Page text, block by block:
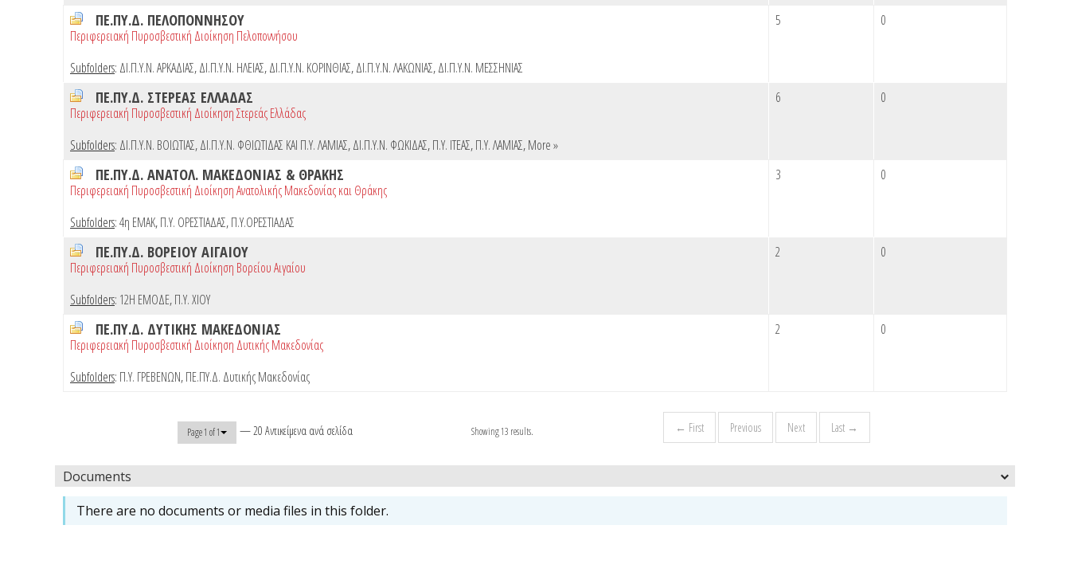
ΠΕ.ΠΥ.Δ. ΠΕΛΟΠΟΝΝΗΣΟΥ
Περιφερειακή Πυροσβεστική Διοίκηση Πελοποννήσου
Subfolders: ΔΙ.Π.Υ.Ν. ΑΡΚΑΔΙΑΣ,ΔΙ.Π.Υ.Ν. ΗΛΕΙΑΣ,ΔΙ.Π.Υ.Ν. ΚΟΡΙΝΘΙΑΣ,ΔΙ.Π.Υ.Ν. ΛΑΚΩΝΙΑΣ,ΔΙ.Π.Υ.Ν. ΜΕΣΣΗΝΙΑΣ
5 0
ΠΕ.ΠΥ.Δ. ΣΤΕΡΕΑΣ ΕΛΛΑΔΑΣ
Περιφερειακή Πυροσβεστική Διοίκηση Στερεάς Ελλάδας
Subfolders: ΔΙ.Π.Υ.Ν. ΒΟΙΩΤΙΑΣ,ΔΙ.Π.Υ.Ν. ΦΘΙΩΤΙΔΑΣ ΚΑΙ Π.Υ. ΛΑΜΙΑΣ,ΔΙ.Π.Υ.Ν. ΦΩΚΙΔΑΣ,Π.Υ. ΙΤΕΑΣ,Π.Υ. ΛΑΜΙΑΣ,More »
6 0
ΠΕ.ΠΥ.Δ. ΑΝΑΤΟΛ. ΜΑΚΕΔΟΝΙΑΣ & ΘΡΑΚΗΣ
Περιφερειακή Πυροσβεστική Διοίκηση Ανατολικής Μακεδονίας και Θράκης
Subfolders:4η ΕΜΑΚ,Π.Υ. ΟΡΕΣΤΙΑΔΑΣ,Π.Υ.ΟΡΕΣΤΙΑΔΑΣ
3 0
ΠΕ.ΠΥ.Δ. ΒΟΡΕΙΟΥ ΑΙΓΑΙΟΥ
Περιφερειακή Πυροσβεστική Διοίκηση Βορείου Αιγαίου
Subfolders: 12Η ΕΜΟΔΕ,Π.Υ. ΧΙΟΥ
2 0
ΠΕ.ΠΥ.Δ. ΔΥΤΙΚΗΣ ΜΑΚΕΔΟΝΙΑΣ
Περιφερειακή Πυροσβεστική Διοίκηση Δυτικής Μακεδονίας
Subfolders: Π.Υ. ΓΡΕΒΕΝΩΝ,ΠΕ.ΠΥ.Δ. Δυτικής Μακεδονίας
2 0
Page 1 of 1 — 20 Αντικείμενα ανά σελίδα Showing 13 results. ← First Previous Next Last →
Documents
There are no documents or media files in this folder.